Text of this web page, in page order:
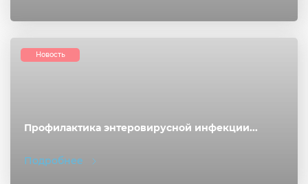
Профилактика энтеровирусной инфекции...
Подробнее
Новость